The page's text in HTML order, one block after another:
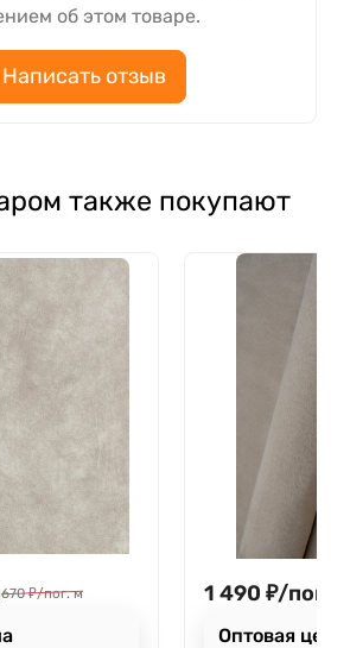
об этом товаре.
Написать отзыв
также покупают
670 ₽/пог. м 1 490 ₽/пог. м
Оптовая цена